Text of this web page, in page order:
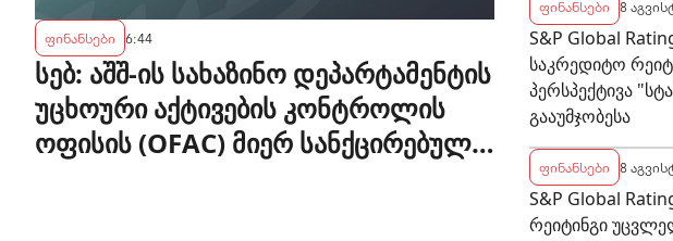
ფინანსები 6:44
სებ: აშშ-ის სახაზინო დეპარტამენტის
უცხოური აქტივების კონტროლის
ოფისის (OFAC) მიერ სანქცირებული
ფინანსები 8
S&P Global
საკრედიტო
პერსპექტივა
გააუმჯობესა
ფინანსები 8
S&P Global
რეიტინგი